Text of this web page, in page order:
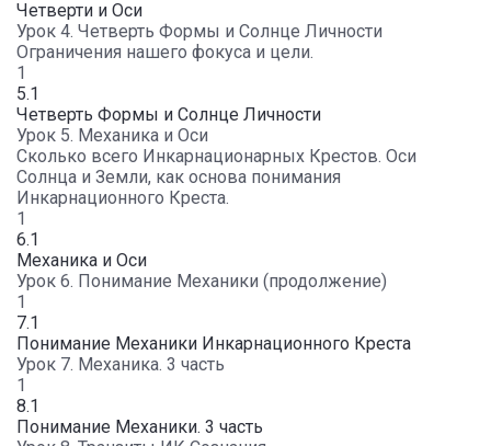
Четверти и Оси
Урок 4. Четверть Формы и Солнце Личности
Ограничения нашего фокуса и цели.
1
5.1
Четверть Формы и Солнце Личности
Урок 5. Механика и Оси
Сколько всего Инкарнационарных Крестов. Оси
Солнца и Земли, как основа понимания
Инкарнационного Креста.
1
6.1
Механика и Оси
Урок 6. Понимание Механики (продолжение)
1
7.1
Понимание Механики Инкарнационного Креста
Урок 7. Механика. 3 часть
1
8.1
Понимание Механики. 3 часть